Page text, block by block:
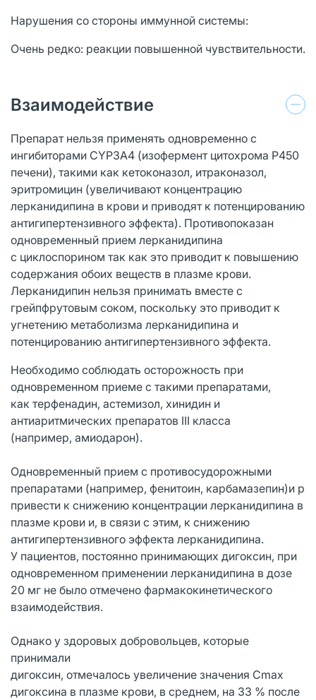
Нарушения со стороны иммунной системы:
Очень редко: реакции повышенной чувствительности.
Взаимодействие
Препарат нельзя применять одновременно с
ингибиторами CYP3A4 (изофермент цитохрома Р450
печени), такими как кетоконазол, итраконазол,
эритромицин (увеличивают концентрацию
лерканидипина в крови и приводят к потенцированию
антигипертензивного эффекта). Противопоказан
одновременный прием лерканидипина
с циклоспорином так как это приводит к повышению
содержания обоих веществ в плазме крови.
Лерканидипин нельзя принимать вместе с
грейпфрутовым соком, поскольку это приводит к
угнетению метаболизма лерканидипина и
потенцированию антигипертензивного эффекта.
Необходимо соблюдать осторожность при
одновременном приеме с такими препаратами,
как терфенадин, астемизол, хинидин и
антиаритмических препаратов III класса
(например, амиодарон).
Одновременный прием с противосудорожными
препаратами (например, фенитоин, карбамазепин)и
привести к снижению концентрации лерканидипина в
плазме крови и, в связи с этим, к снижению
антигипертензивного эффекта лерканидипина.
У пациентов, постоянно принимающих дигоксин, при
одновременном применении лерканидипина в дозе
20 мг не было отмечено фармакокинетического
взаимодействия.
Однако у здоровых добровольцев, которые
принимали
дигоксин, отмечалось увеличение значения Сmax
дигоксина в плазме крови, в среднем, на 33 % после